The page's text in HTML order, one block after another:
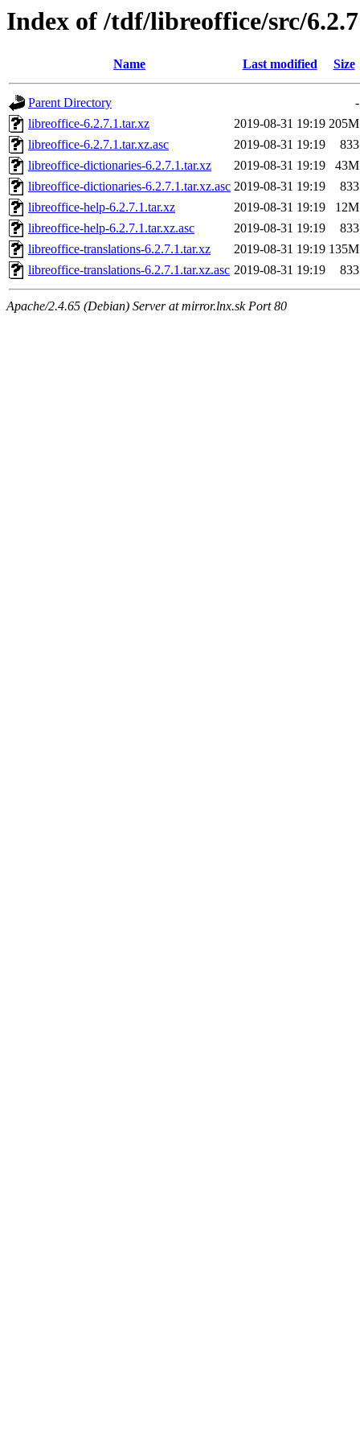
Index of /tdf/libreoffice/src/6.2.7
Name Last modified Size
Parent Directory
-
libreoffice-6.2.7.1.tar.xz
2019-08-31 19:19 205M
libreoffice-6.2.7.1.tar.xz.asc
2019-08-31 19:19
833
libreoffice-dictionaries-6.2.7.1.tar.xz
2019-08-31 19:19
43M
libreoffice-dictionaries-6.2.7.1.tar.xz.asc 2019-08-31 19:19
833
libreoffice-help-6.2.7.1.tar.xz
2019-08-31 19:19
12M
libreoffice-help-6.2.7.1.tar.xz.asc
2019-08-31 19:19
833
libreoffice-translations-6.2.7.1.tar.xz
2019-08-31 19:19 135M
libreoffice-translations-6.2.7.1.tar.xz.asc 2019-08-31 19:19 833
Apache/2.4.65 (Debian) Server at mirror.lnx.sk Port 80